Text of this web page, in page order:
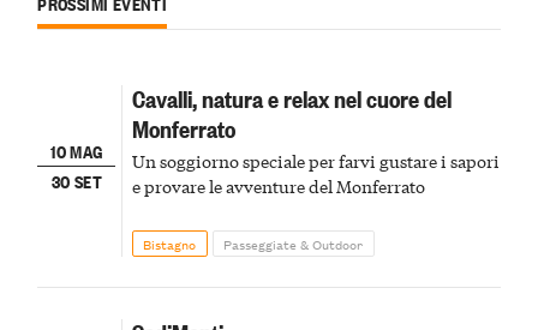
10 MAG
30 SET
Cavalli, natura e relax nel cuore del
Monferrato
Un soggiorno speciale per farvi gustare i sapori
e provare le avventure del Monferrato
Bistagno Passeggiate & Outdoor